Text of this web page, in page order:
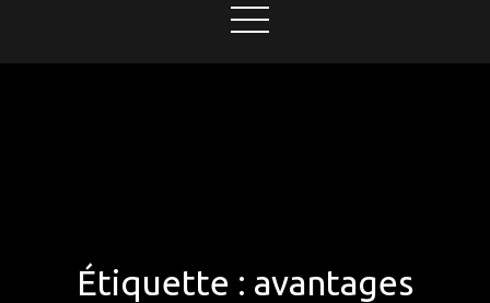
Étiquette : avantages